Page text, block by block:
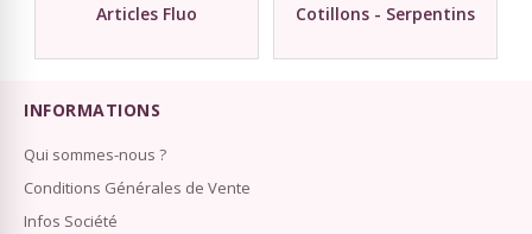
Articles Fluo Cotillons - Serpentins
INFORMATIONS
Qui sommes-nous ?
Conditions Générales de Vente
Infos Société